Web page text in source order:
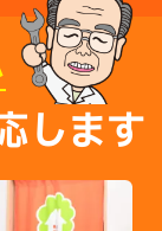
します